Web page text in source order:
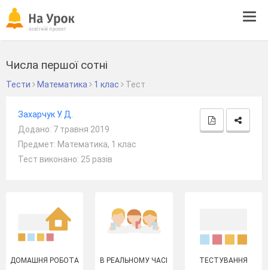
Числа першої сотні
Тести Математика 1 клас Тест
Захарчук У. Д.
Додано: 7 травня 2019
Предмет: Математика, 1 клас
Тест виконано: 25 разів
ДОМАШНЯ РОБОТА В РЕАЛЬНОМУ ЧАСІ ТЕСТУВАННЯ